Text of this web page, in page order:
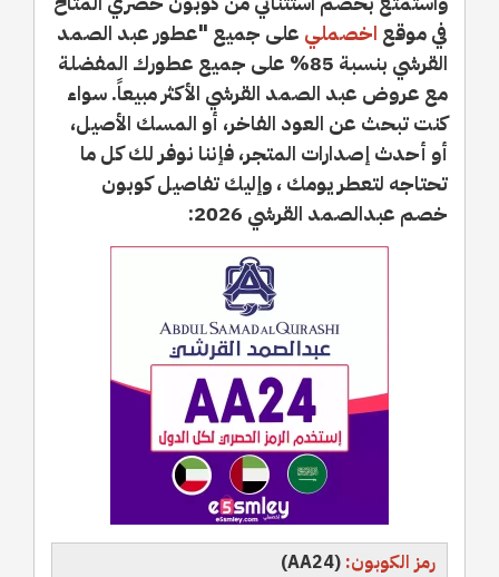
في موقع اخصملي على جميع "عطور عبد الصمد
القرشي بنسبة 85% على جميع عطورك المفضلة
مع عروض عبد الصمد القرشي الأكثر مبيعاً. سواء
كنت تبحث عن العود الفاخر، أو المسك الأصيل،
أو أحدث إصدارات المتجر، فإننا نوفر لك كل ما
تحتاجه لتعطر يومك ، وإليك تفاصيل كوبون
خصم عبدالصمد القرشي 2026:
رمز الكوبون: (AA24)